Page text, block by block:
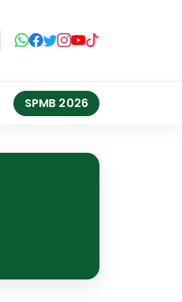
SPMB 2026